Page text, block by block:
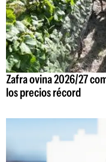
Zafra ovina 2026/27
los precios récord